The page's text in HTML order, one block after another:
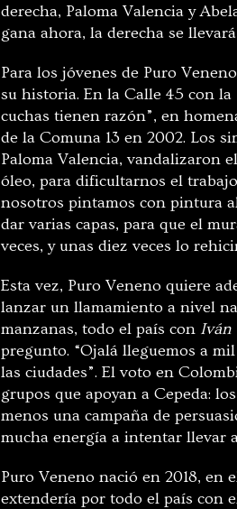
derecha, Paloma Valencia y
gana ahora, la derecha se
Para los jóvenes de Puro
su historia. En la Calle 45 con
cuchas tienen razón”, en
de la Comuna 13 en 2002. Los
Paloma Valencia, vandalizaron
óleo, para dificultarnos el
nosotros pintamos con pintura
dar varias capas, para que el
veces, y unas diez veces lo
Esta vez, Puro Veneno quiere
lanzar un llamamiento a nivel
manzanas, todo el país con Iván
pregunto. “Ojalá lleguemos a
las ciudades”. El voto en
grupos que apoyan a Cepeda:
menos una campaña de
mucha energía a intentar llevar
Puro Veneno nació en 2018, en
extendería por todo el país con